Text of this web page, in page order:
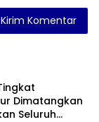
Dimatangkan
Seluruh